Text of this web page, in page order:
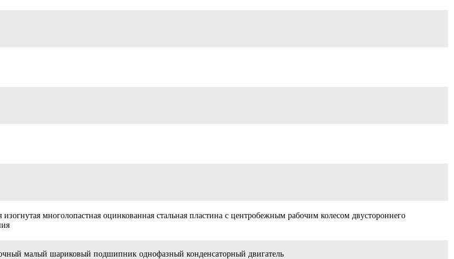
изогнутая многолопастная оцинкованная стальная пластина с центробежным рабочим колесом двустороннего
малый шариковый подшипник однофазный конденсаторный двигатель